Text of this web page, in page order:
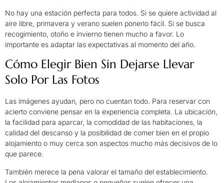
No hay una estación perfecta para todos. Si se quiere actividad al
aire libre, primavera y verano suelen ponerlo fácil. Si se busca
recogimiento, otoño e invierno tienen mucho a favor. Lo
importante es adaptar las expectativas al momento del año.
Cómo Elegir Bien Sin Dejarse Llevar
Solo Por Las Fotos
Las imágenes ayudan, pero no cuentan todo. Para reservar con
acierto conviene pensar en la experiencia completa. La ubicación,
la facilidad para aparcar, la comodidad de las habitaciones, la
calidad del descanso y la posibilidad de comer bien en el propio
alojamiento o muy cerca son aspectos mucho más decisivos de lo
que parece.
También merece la pena valorar el tamaño del establecimiento.